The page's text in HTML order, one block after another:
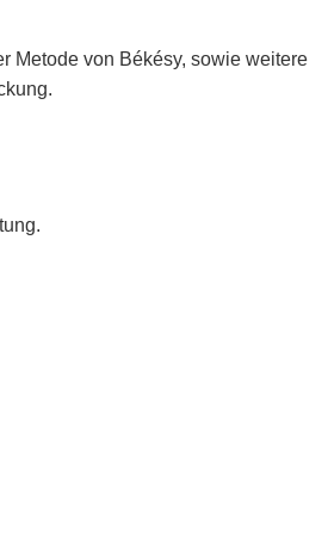
Metode von Békésy, sowie weitere